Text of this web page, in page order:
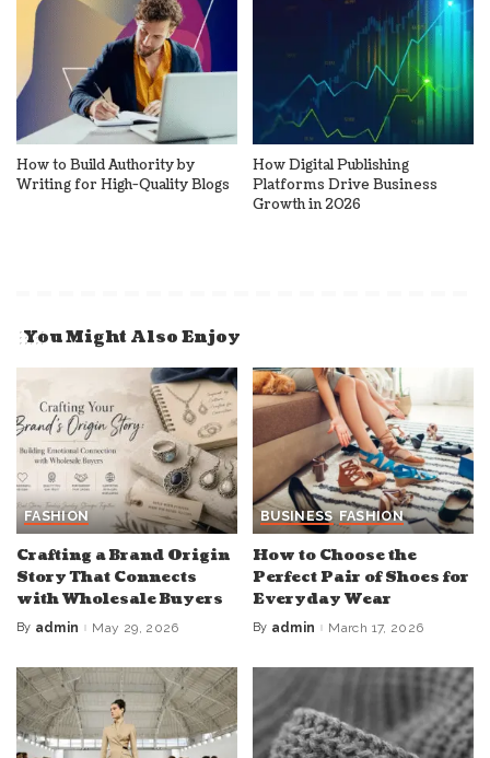
How to Build Authority by
Writing for High-Quality Blogs
How Digital Publishing
Platforms Drive Business
Growth in 2026
You Might Also Enjoy
FASHION
Crafting a Brand Origin
Story That Connects
with Wholesale Buyers
Posted
By admin May 29, 2026
BUSINESS FASHION
How to Choose the
Perfect Pair of Shoes for
Everyday Wear
Posted
By admin March 17, 2026